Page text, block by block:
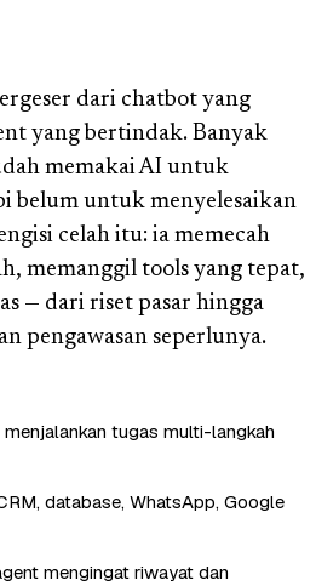
dari chatbot yang
yang bertindak. Banyak
memakai AI untuk
belum untuk menyelesaikan
celah itu: ia memecah
memanggil tools yang tepat,
— dari riset pasar hingga
pengawasan seperlunya.
tugas multi-langkah
database, WhatsApp, Google
mengingat riwayat dan